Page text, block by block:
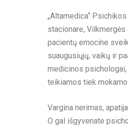
„Altamedica“
stacionare,
pacientų emocine
suaugusiųjų, vaikų ir
medicinos
teikiamos tiek
Vargina nerimas,
O gal išgyvenate